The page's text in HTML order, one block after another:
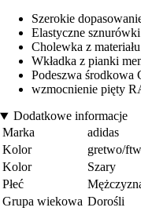
Szerokie
Elastyczne sznurówki
Cholewka z
Wkładka z pianki
Podeszwa
wzmocnienie pięty
Dodatkowe informacje
Marka
adidas
Kolor
gretwo/
Kolor
Szary
Płeć
Grupa wiekowa Dorośli